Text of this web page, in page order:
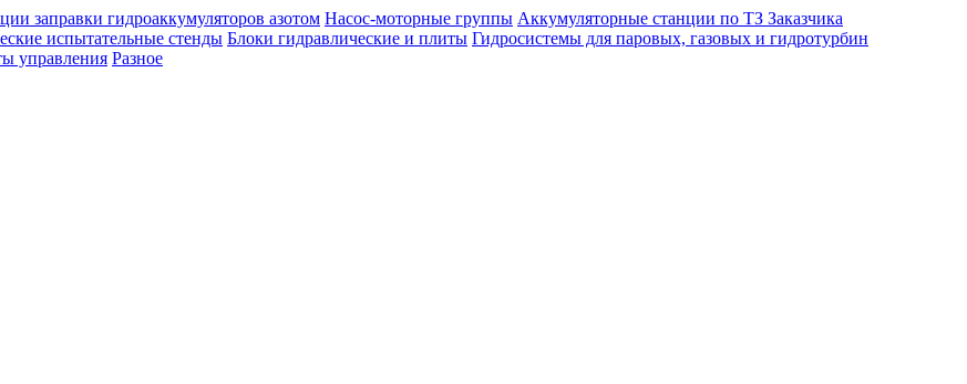
заправки гидроаккумуляторов азотом Насос-моторные группы Аккумуляторные станции по ТЗ Заказчика
испытательные стенды Блоки гидравлические и плиты Гидросистемы для паровых, газовых и гидротурбин
управления Разное